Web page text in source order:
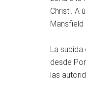
Christi. A
Mansfield
La
desde
las